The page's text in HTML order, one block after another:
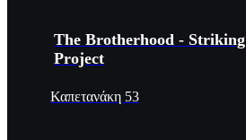
The Brotherhood - Striking
Project
Καπετανάκη 53